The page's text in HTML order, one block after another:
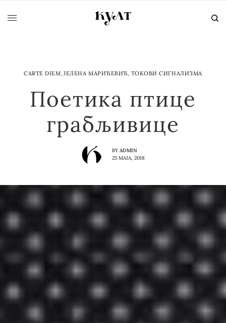
CARTE DIEM, ЈЕЛЕНА МАРИЋЕВИЋ, ТОКОВИ СИГНАЛИЗМА
Поетика птице
грабљивице
BY ADMIN
25 МАЈА, 2018